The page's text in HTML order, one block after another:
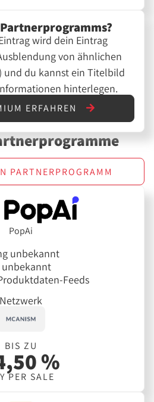
wird dein Eintrag
von ähnlichen
und du kannst ein Titelbild
hinterlegen.
ERFAHREN
PARTNERPROGRAMM
PopAi
unbekannt
unbekannt
Feeds
Netzwerk
BIS ZU
%
PER SALE